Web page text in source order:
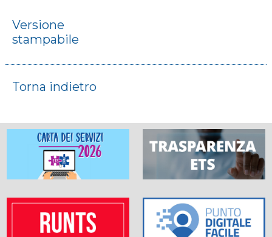
Versione
stampabile
Torna indietro